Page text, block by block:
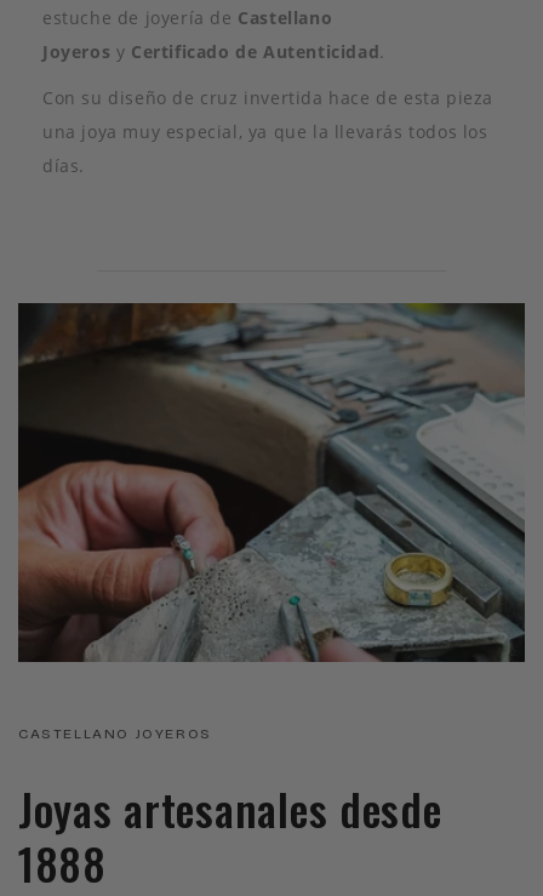
estuche de joyería de Castellano
Joyeros y Certificado de Autenticidad.
Con su diseño de cruz invertida hace de esta pieza
una joya muy especial, ya que la llevarás todos los
días.
CASTELLANO JOYEROS
Joyas artesanales desde
1888